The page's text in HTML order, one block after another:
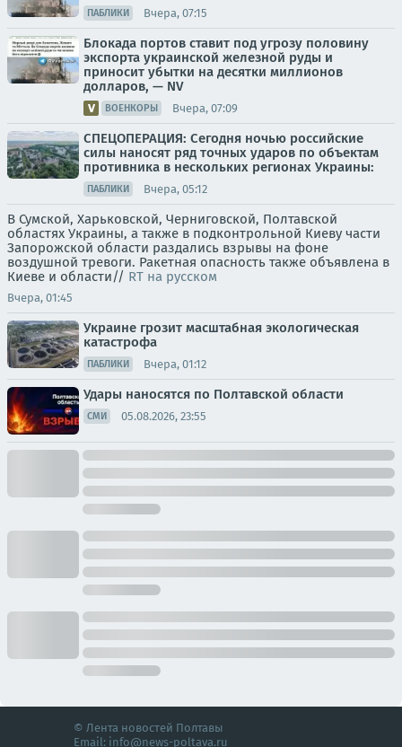
ПАБЛИКИ Вчера, 07:15
Блокада портов ставит под угрозу половину
экспорта украинской железной руды и
приносит убытки на десятки миллионов
долларов, — NV
ВОЕНКОРЫ Вчера, 07:09
СПЕЦОПЕРАЦИЯ: Сегодня ночью российские
силы наносят ряд точных ударов по объектам
противника в нескольких регионах Украины:
ПАБЛИКИ Вчера, 05:12
В Сумской, Харьковской, Черниговской, Полтавской
областях Украины, а также в подконтрольной Киеву части
Запорожской области раздались взрывы на фоне
воздушной тревоги. Ракетная опасность также объявлена в
Киеве и области// RT на русском
Вчера, 01:45
Украине грозит масштабная экологическая
катастрофа
ПАБЛИКИ Вчера, 01:12
Удары наносятся по Полтавской области
СМИ 05.08.2026, 23:55
© Лента новостей Полтавы
Email: info@news-poltava.ru